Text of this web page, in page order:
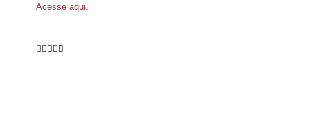
Acesse aqui.
    